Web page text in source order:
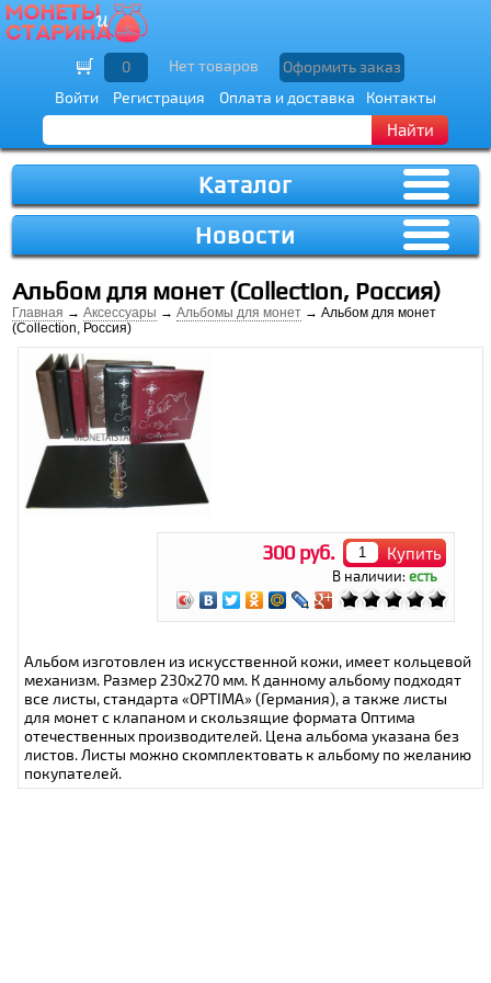
Войти Регистрация Оплата и доставка Контакты
Найти
0 Нет товаров Оформить заказ
Каталог
Новости
Альбом для монет (Collection, Россия)
Главная →Аксессуары →Альбомы для монет → Альбом для монет
(Collection, Россия)
300 руб. Купить
В наличии:есть
Альбом изготовлен из искусственной кожи, имеет кольцевой
механизм. Размер 230х270 мм. К данному альбому подходят
все листы, стандарта «OPTIMA» (Германия), а также листы
для монет с клапаном и скользящие формата Оптима
отечественных производителей. Цена альбома указана без
листов. Листы можно скомплектовать к альбому по желанию
покупателей.